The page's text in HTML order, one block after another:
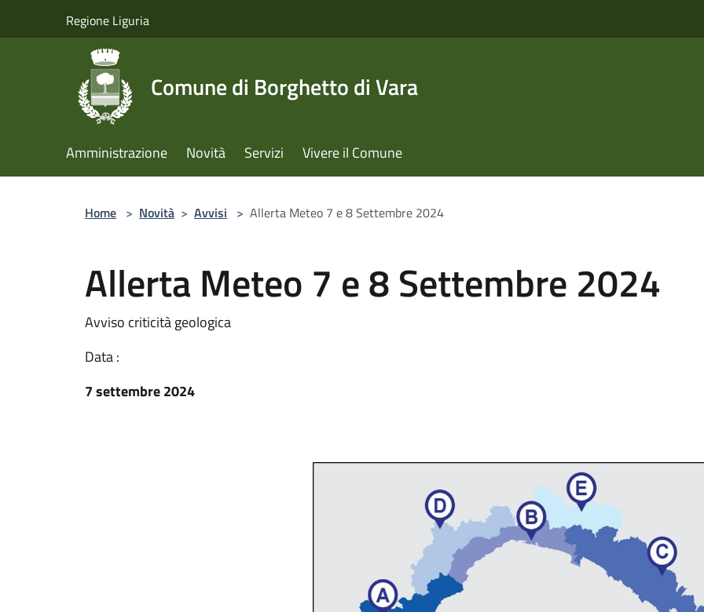
Regione Liguria
Comune di Borghetto di Vara
Amministrazione Novità Servizi Vivere il Comune
Home > Novità > Avvisi > Allerta Meteo 7 e 8 Settembre 2024
Allerta Meteo 7 e 8 Settembre 2024
Avviso criticità geologica
Data :
7 settembre 2024